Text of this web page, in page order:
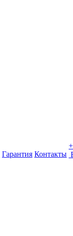
Гарантия Контакты
+